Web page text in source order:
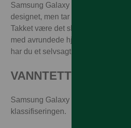
Samsung Galaxy S24 bygger på
designet, men tar premiumfølelsen
Takket være det slanke designet,
med avrundede hjørner og den
har du et selvsagt ikon i hånden.
VANNTETT
Samsung Galaxy S24 er vann- og
klassifiseringen.